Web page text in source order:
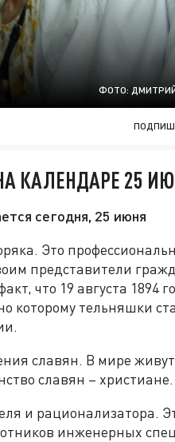
ФОТО: ДМИТРИЙ
КАЛЕНДАРЕ 25
сегодня, 25 июня
Это
представители
что 19 августа 1894
которому тельняшки
славян. В мире
славян – христиане.
и рационализатора.
инженерных